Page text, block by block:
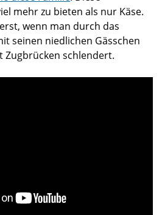
mehr zu bieten als nur Käse.
wenn man durch das
seinen niedlichen Gässchen
Zugbrücken schlendert.